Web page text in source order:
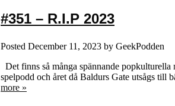
#351 – R.I.P 2023
Posted December 11, 2023 by GeekPodden
Det finns så många spännande
spelpodd och året då Baldurs Gate utsågs till
more »